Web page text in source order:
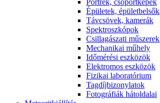
Port­rék, cso­port­ké­pek
Épü­le­tek, épü­let­bel­sők
Táv­csö­vek, ka­me­rák
Spekt­rosz­kó­pok
Csil­la­gá­sza­ti mű­sze­rek
Me­cha­ni­kai mű­hely
Idő­mé­ré­si esz­kö­zök
Elekt­ro­mos esz­kö­zök
Fi­zi­kai la­bo­ra­tó­ri­um
Tag­díj­bi­zony­la­tok
Fo­tog­rá­fi­ák hát­ol­da­lai